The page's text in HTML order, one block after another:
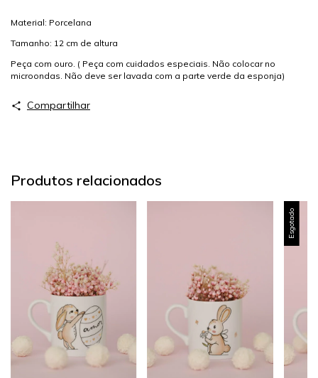
Material: Porcelana
Tamanho: 12 cm de altura
Peça com ouro. ( Peça com cuidados especiais. Não colocar no
microondas. Não deve ser lavada com a parte verde da esponja)
Compartilhar
Produtos relacionados
Esgotado